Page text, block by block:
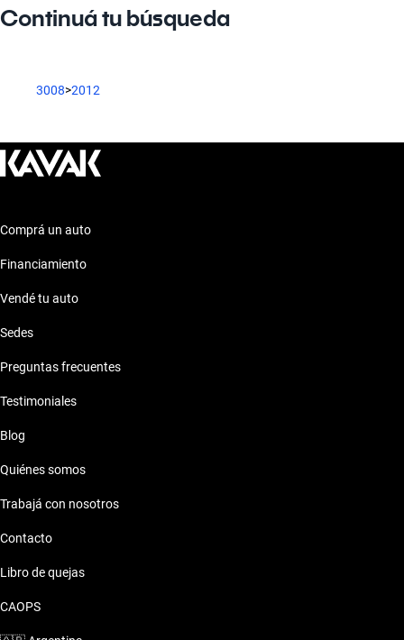
Continuá tu búsqueda
3008>2012
Comprá un auto
Financiamiento
Vendé tu auto
Sedes
Preguntas frecuentes
Testimoniales
Blog
Quiénes somos
Trabajá con nosotros
Contacto
Libro de quejas
CAOPS